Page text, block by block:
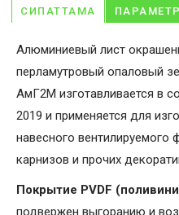
СИПАТТАМА
Алюминиевый лист
перламутровый опаловый
АмГ2М изготавливается в
2019 и применяется для
навесного вентилируемого
карнизов и прочих
Покрытие PVDF
подвержен выгоранию и